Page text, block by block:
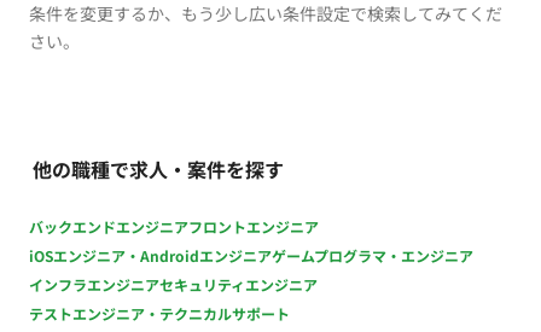
条件を変更するか、もう少し広い条件設定で検索してみてくだ
さい。
他の職種で求人・案件を探す
バックエンドエンジニアフロントエンジニア
iOSエンジニア・Androidエンジニアゲームプログラマ・エンジニア
インフラエンジニアセキュリティエンジニア
テストエンジニア・テクニカルサポート